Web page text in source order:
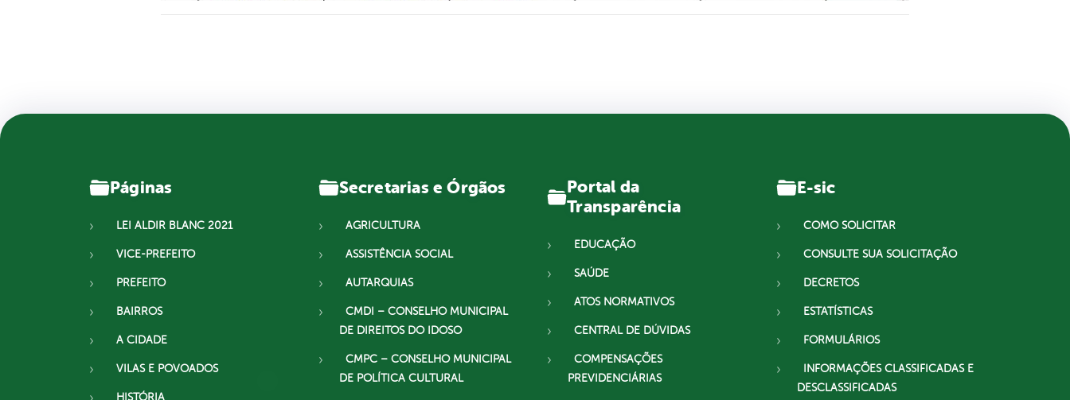
Páginas
LEI ALDIR BLANC 2021
VICE-PREFEITO
PREFEITO
BAIRROS
A CIDADE
VILAS E POVOADOS
HISTÓRIA
Secretarias e Órgãos
AGRICULTURA
ASSISTÊNCIA SOCIAL
AUTARQUIAS
CMDI – CONSELHO MUNICIPAL
DE DIREITOS DO IDOSO
CMPC – CONSELHO MUNICIPAL
DE POLÍTICA CULTURAL
Portal da
Transparência
EDUCAÇÃO
SAÚDE
ATOS NORMATIVOS
CENTRAL DE DÚVIDAS
COMPENSAÇÕES
PREVIDENCIÁRIAS
E-sic
COMO SOLICITAR
CONSULTE SUA SOLICITAÇÃO
DECRETOS
ESTATÍSTICAS
FORMULÁRIOS
INFORMAÇÕES CLASSIFICADAS E
DESCLASSIFICADAS